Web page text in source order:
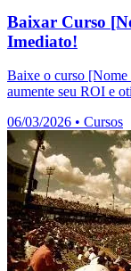
Baixar Curso
Imediato!
Baixe o curso
aumente seu ROI e
06/03/2026 • Cursos